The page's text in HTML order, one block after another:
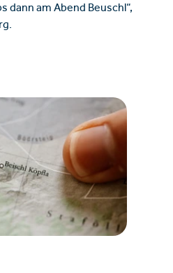
dann am Abend Beuschl“,